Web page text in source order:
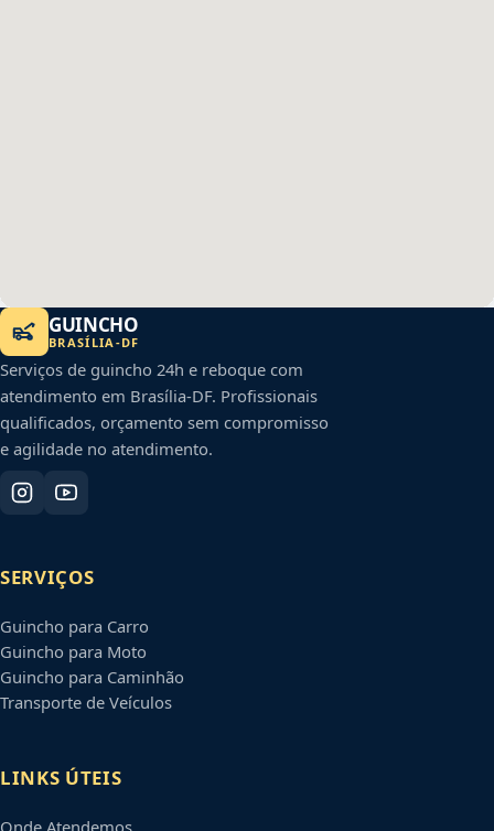
GUINCHO
BRASÍLIA -DF
Serviços de guincho 24h e reboque com
atendimento em Brasília-DF. Profissionais
qualificados, orçamento sem compromisso
e agilidade no atendimento.
SERVIÇOS
Guincho para Carro
Guincho para Moto
Guincho para Caminhão
Transporte de Veículos
LINKS ÚTEIS
Onde Atendemos